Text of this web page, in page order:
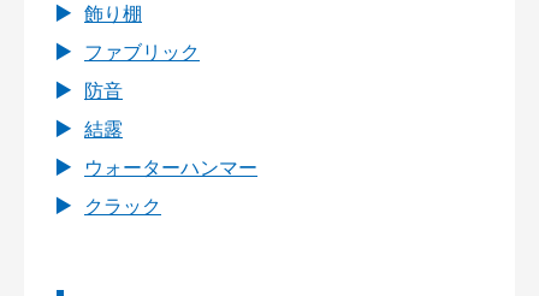
飾り棚
ファブリック
防音
結露
ウォーターハンマー
クラック